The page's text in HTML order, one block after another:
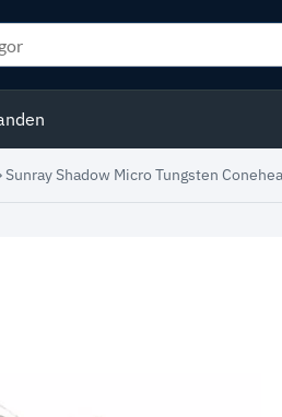
Sunray Shadow Micro Tungsten